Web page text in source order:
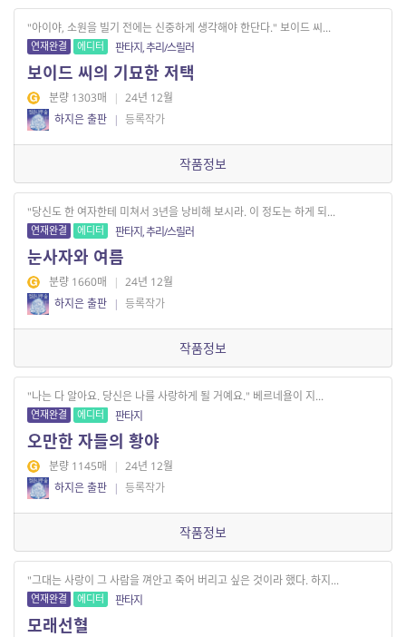
"아이야, 소원을 빌기 전에는 신중하게 생각해야 한단다." 보이드 씨...
연재완결 에디터 판타지, 추리/스릴러
보이드 씨의 기묘한 저택
분량 1303매 | 24년 12월
하지은 출판 | 등록작가
작품정보
"당신도 한 여자한테 미쳐서 3년을 낭비해 보시라. 이 정도는 하게 되...
연재완결 에디터 판타지, 추리/스릴러
눈사자와 여름
분량 1660매 | 24년 12월
하지은 출판 | 등록작가
작품정보
"나는 다 알아요. 당신은 나를 사랑하게 될 거예요." 베르네욜이 지...
연재완결 에디터 판타지
오만한 자들의 황야
분량 1145매 | 24년 12월
하지은 출판 | 등록작가
작품정보
"그대는 사랑이 그 사람을 껴안고 죽어 버리고 싶은 것이라 했다. 하지...
연재완결 에디터 판타지
모래선혈